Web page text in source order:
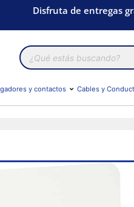
Disfruta de entregas
Búsqueda
de
productos
y contactos Cables y